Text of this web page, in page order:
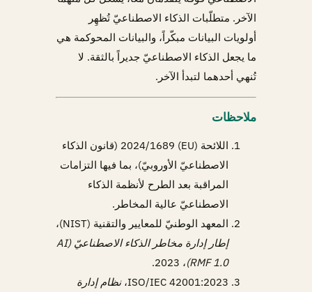
الآخر. متطلّبات الذكاء الاصطناعيّ تُظهِر
أولويات البيانات مبكّراً، والبيانات المحوكمة هي
ما يجعل الذكاء الاصطناعيّ جديراً بالثقة. لا
تُنهي أحدهما لتبدأ الآخر.
ملاحظات
اللائحة (EU) 2024/1689 (قانون الذكاء
الاصطناعيّ الأوروبيّ)، بما فيها التزامات
المراقبة بعد الطرح لأنظمة الذكاء
الاصطناعيّ عالية المخاطر.
المعهد الوطنيّ للمعايير والتقنية (NIST)،
إطار إدارة مخاطر الذكاء الاصطناعيّ (AI
RMF 1.0) ، 2023.
ISO/IEC 42001:2023، نظام إدارة